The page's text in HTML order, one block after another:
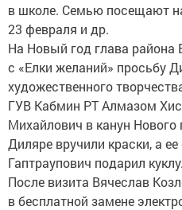
в школе. Семью посещают
23 февраля и др.
На Новый год глава района
с «Елки желаний» просьбу
художественного
ГУВ Кабмин РТ Алмазом
Михайлович в канун
Диляре вручили краски, а
Гаптраупович подарил куклу.
После визита Вячеслав
в бесплатной замене